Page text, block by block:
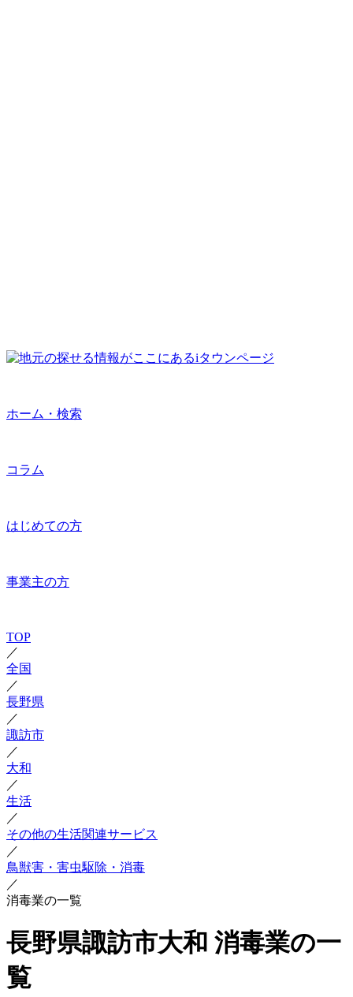
ホーム・検索
コラム
はじめての方
事業主の方
TOP
／
全国
／
長野県
／
諏訪市
／
大和
／
生活
／
その他の生活関連サービス
／
鳥獣害・害虫駆除・消毒
／
消毒業の一覧
長野県諏訪市大和 消毒業の一
覧